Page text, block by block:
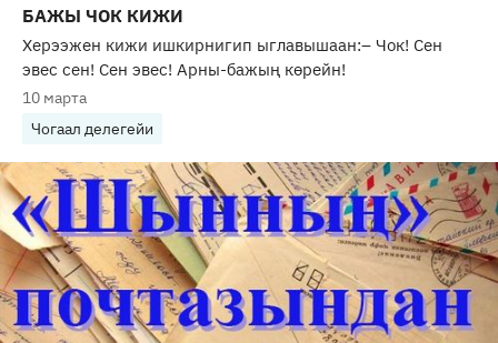
БАЖЫ ЧОК КИЖИ
Херээжен кижи ишкирнигип ыглавышаан:– Чок! Сен
эвес сен! Сен эвес! Арны-бажың көрейн!
10 марта
Чогаал делегейи